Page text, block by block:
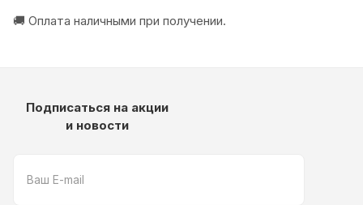
🚚 Оплата наличными при получении.
Подписаться на акции
и новости